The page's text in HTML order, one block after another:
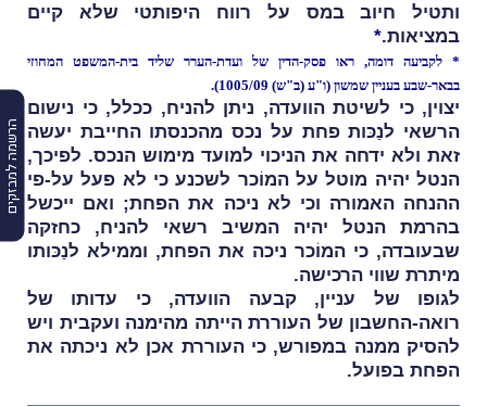
הרשמה למבזקים
ותטיל חיוב במס על רווח היפותטי שלא קיים
במציאות.*
* לקביעה דומה, ראו פסק-הדין של ועדת-הערר שליד בית-המשפט המחוזי
בבאר-שבע בעניין שמשון (ו"ע (ב"ש) 1005/09 ).
יצוין, כי לשיטת הוועדה, ניתן להניח, ככלל, כי נישום
הרשאי לנַכּות פחת על נכס מהכנסתו החייבת יעשה
זאת ולא ידחה את הניכוי למועד מימוש הנכס. לפיכך,
הנטל יהיה מוטל על המוֹכר לשכנע כי לא פעל על-פי
ההנחה האמורה וכי לא ניכה את הפחת; ואם ייכשל
בהרמת הנטל יהיה המשיב רשאי להניח, כחזקה
שבעובדה, כי המוֹכר ניכה את הפחת, וממילא לנַכּותו
מיתרת שווי הרכישה.
לגופו של עניין, קבעה הוועדה, כי עדותו של
רואה-החשבון של העוררת הייתה מהימנה ועקבית ויש
להסיק ממנה במפורש, כי העוררת אכן לא ניכתה את
הפחת בפועל.